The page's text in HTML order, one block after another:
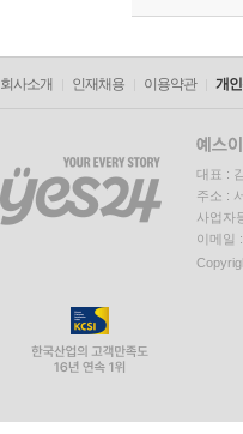
회사소개 인재채용 이용약관 개
대표 :
주소 :
사업자
이메일